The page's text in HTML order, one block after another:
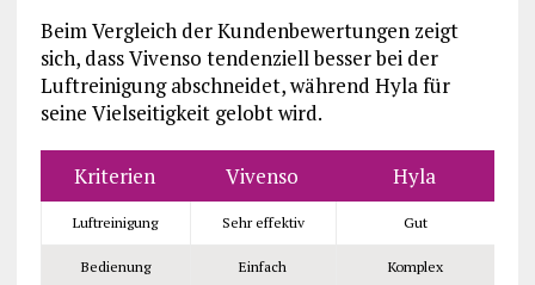
Beim Vergleich der Kundenbewertungen zeigt
sich, dass Vivenso tendenziell besser bei der
Luftreinigung abschneidet, während Hyla für
seine Vielseitigkeit gelobt wird.
Kriterien Vivenso Hyla
Luftreinigung Sehr effektiv Gut
Bedienung Einfach Komplex